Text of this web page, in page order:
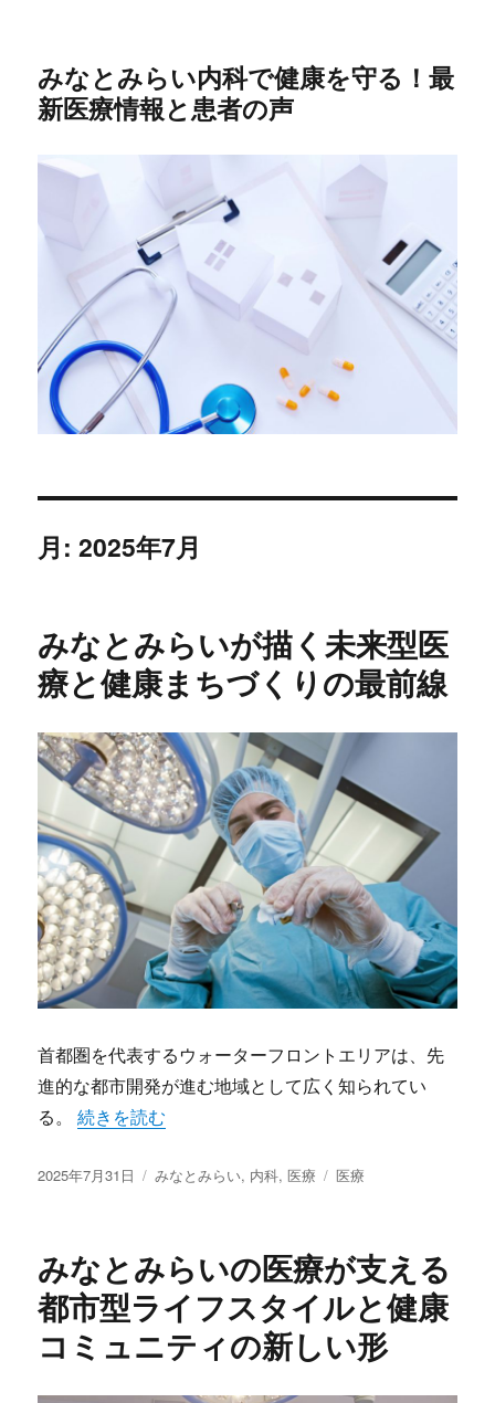
みなとみらい内科で健康を守る！最
新医療情報と患者の声
月:2025年7月
みなとみらいが描く未来型医
療と健康まちづくりの最前線
首都圏を代表するウォーターフロントエリアは、先
進的な都市開発が進む地域として広く知られてい
る。“みなとみらいが描く未来型医療と健康まちづくり
続きを読む
投
2025年7月31日
カ
ー
みなとみらい, 内科,医療
タ
医療
みなとみらいの医療が支える
都市型ライフスタイルと健康
コミュニティの新しい形